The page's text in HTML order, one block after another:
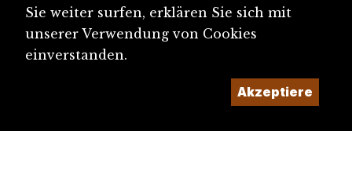
Sie weiter surfen, erklären Sie sich mit
unserer Verwendung von Cookies
einverstanden.
Akzeptiere